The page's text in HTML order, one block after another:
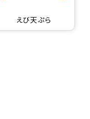
えび天ぷら